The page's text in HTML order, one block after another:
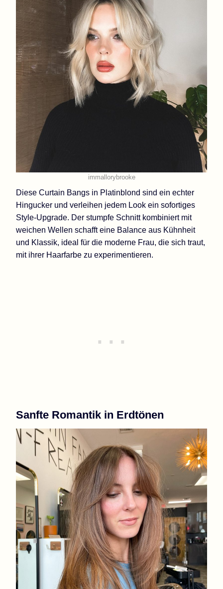
immallorybrooke
Diese Curtain Bangs in Platinblond sind ein echter
Hingucker und verleihen jedem Look ein sofortiges
Style-Upgrade. Der stumpfe Schnitt kombiniert mit
weichen Wellen schafft eine Balance aus Kühnheit
und Klassik, ideal für die moderne Frau, die sich traut,
mit ihrer Haarfarbe zu experimentieren.
Sanfte Romantik in Erdtönen